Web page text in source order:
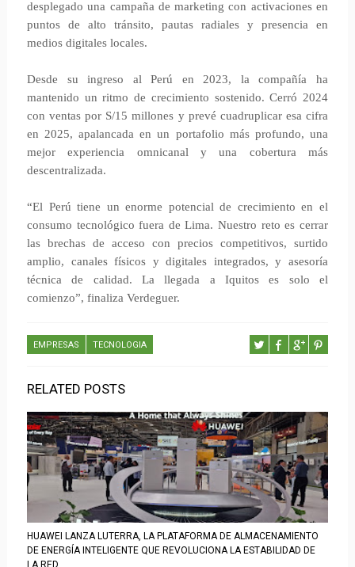
desplegado una campaña de marketing con activaciones en
puntos de alto tránsito, pautas radiales y presencia en
medios digitales locales.
Desde su ingreso al Perú en 2023, la compañía ha
mantenido un ritmo de crecimiento sostenido. Cerró 2024
con ventas por S/15 millones y prevé cuadruplicar esa cifra
en 2025, apalancada en un portafolio más profundo, una
mejor experiencia omnicanal y una cobertura más
descentralizada.
“El Perú tiene un enorme potencial de crecimiento en el
consumo tecnológico fuera de Lima. Nuestro reto es cerrar
las brechas de acceso con precios competitivos, surtido
amplio, canales físicos y digitales integrados, y asesoría
técnica de calidad. La llegada a Iquitos es solo el
comienzo”, finaliza Verdeguer.
EMPRESAS TECNOLOGIA
RELATED POSTS
HUAWEI LANZA LUTERRA, LA PLATAFORMA DE ALMACENAMIENTO
DE ENERGÍA INTELIGENTE QUE REVOLUCIONA LA ESTABILIDAD DE
LA RED